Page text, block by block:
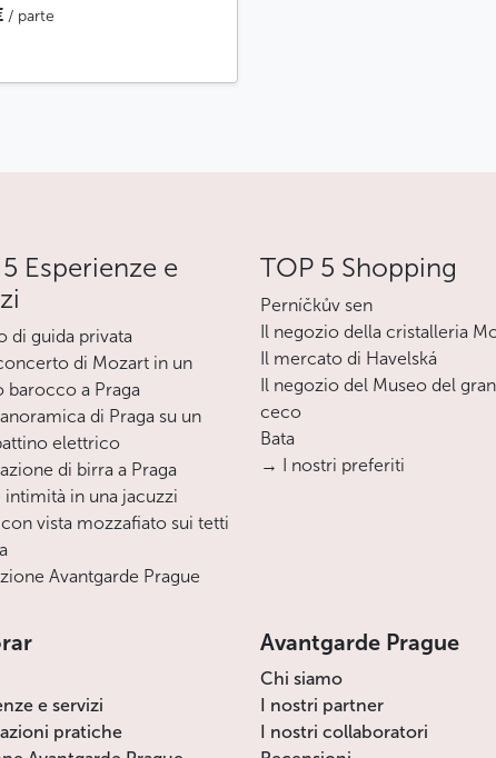
/ parte
Esperienze e
di guida privata
di Mozart in un
barocco a Praga
di Praga su un
elettrico
di birra a Praga
intimità in una jacuzzi
vista mozzafiato sui tetti
Avantgarde Prague
TOP 5 Shopping
Perníčkův sen
Il negozio della cristalleria
Il mercato di Havelská
Il negozio del Museo del
ceco
Bata
→ I nostri preferiti
e servizi
pratiche
Avantgarde Prague
Chi siamo
I nostri partner
I nostri collaboratori